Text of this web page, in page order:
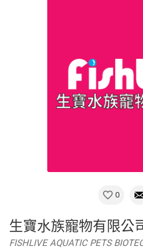
0
生寶水族寵物有限公
FISHLIVE AQUATIC PETS